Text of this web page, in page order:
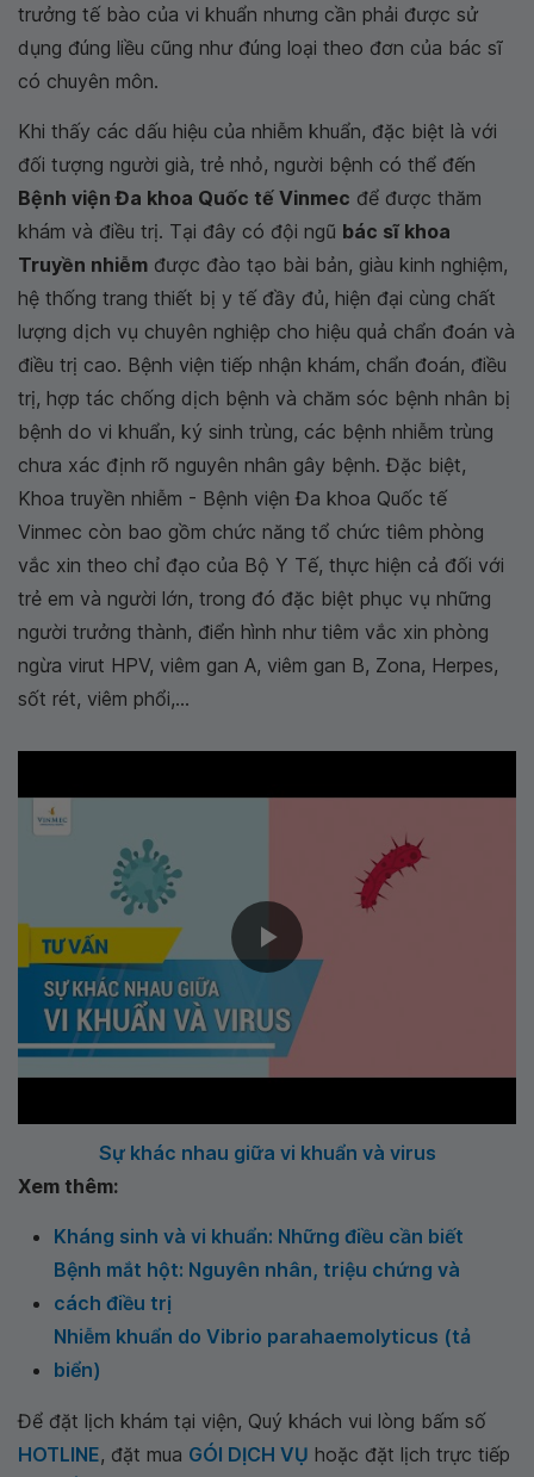
trưởng tế bào của vi khuẩn nhưng cần phải được sử
dụng đúng liều cũng như đúng loại theo đơn của bác sĩ
có chuyên môn.
Khi thấy các dấu hiệu của nhiễm khuẩn, đặc biệt là với
đối tượng người già, trẻ nhỏ, người bệnh có thể đến
Bệnh viện Đa khoa Quốc tế Vinmec để được thăm
khám và điều trị. Tại đây có đội ngũ bác sĩ khoa
Truyền nhiễm được đào tạo bài bản, giàu kinh nghiệm,
hệ thống trang thiết bị y tế đầy đủ, hiện đại cùng chất
lượng dịch vụ chuyên nghiệp cho hiệu quả chẩn đoán và
điều trị cao. Bệnh viện tiếp nhận khám, chẩn đoán, điều
trị, hợp tác chống dịch bệnh và chăm sóc bệnh nhân bị
bệnh do vi khuẩn, ký sinh trùng, các bệnh nhiễm trùng
chưa xác định rõ nguyên nhân gây bệnh. Đặc biệt,
Khoa truyền nhiễm - Bệnh viện Đa khoa Quốc tế
Vinmec còn bao gồm chức năng tổ chức tiêm phòng
vắc xin theo chỉ đạo của Bộ Y Tế, thực hiện cả đối với
trẻ em và người lớn, trong đó đặc biệt phục vụ những
người trưởng thành, điển hình như tiêm vắc xin phòng
ngừa virut HPV, viêm gan A, viêm gan B, Zona, Herpes,
sốt rét, viêm phổi,...
Sự khác nhau giữa vi khuẩn và virus
Xem thêm:
Kháng sinh và vi khuẩn: Những điều cần biết
Bệnh mắt hột: Nguyên nhân, triệu chứng và
cách điều trị
Nhiễm khuẩn do Vibrio parahaemolyticus (tả
biển)
Để đặt lịch khám tại viện, Quý khách vui lòng bấm số
HOTLINE, đặt mua GÓI DỊCH VỤ hoặc đặt lịch trực tiếp